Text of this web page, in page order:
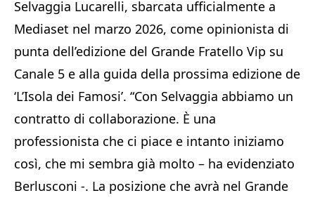
Selvaggia Lucarelli, sbarcata ufficialmente a
Mediaset nel marzo 2026, come opinionista di
punta dell’edizione del Grande Fratello Vip su
Canale 5 e alla guida della prossima edizione de
‘L’Isola dei Famosi’. “Con Selvaggia abbiamo un
contratto di collaborazione. È una
professionista che ci piace e intanto iniziamo
così, che mi sembra già molto – ha evidenziato
Berlusconi -. La posizione che avrà nel Grande